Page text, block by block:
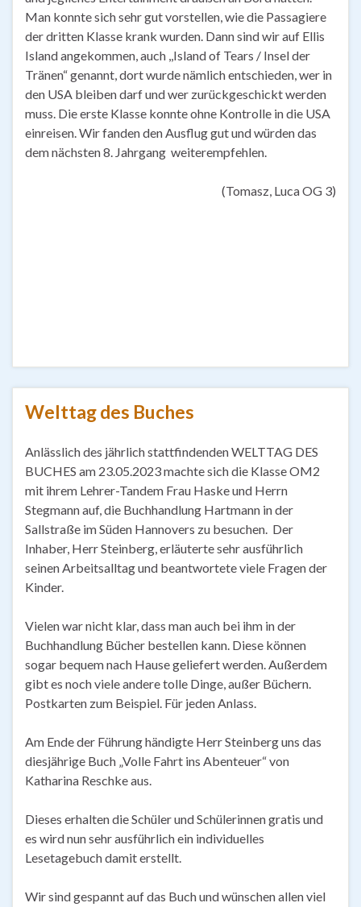
Man konnte sich sehr gut vorstellen, wie die Passagiere
der dritten Klasse krank wurden. Dann sind wir auf Ellis
Island angekommen, auch ,,Island of Tears / Insel der
Tränen“ genannt, dort wurde nämlich entschieden, wer in
den USA bleiben darf und wer zurückgeschickt werden
muss. Die erste Klasse konnte ohne Kontrolle in die USA
einreisen. Wir fanden den Ausflug gut und würden das
dem nächsten 8. Jahrgang weiterempfehlen.
(Tomasz, Luca OG 3)
Welttag des Buches
Anlässlich des jährlich stattfindenden WELTTAG DES
BUCHES am 23.05.2023 machte sich die Klasse OM2
mit ihrem Lehrer-Tandem Frau Haske und Herrn
Stegmann auf, die Buchhandlung Hartmann in der
Sallstraße im Süden Hannovers zu besuchen. Der
Inhaber, Herr Steinberg, erläuterte sehr ausführlich
seinen Arbeitsalltag und beantwortete viele Fragen der
Kinder.
Vielen war nicht klar, dass man auch bei ihm in der
Buchhandlung Bücher bestellen kann. Diese können
sogar bequem nach Hause geliefert werden. Außerdem
gibt es noch viele andere tolle Dinge, außer Büchern.
Postkarten zum Beispiel. Für jeden Anlass.
Am Ende der Führung händigte Herr Steinberg uns das
diesjährige Buch „Volle Fahrt ins Abenteuer“ von
Katharina Reschke aus.
Dieses erhalten die Schüler und Schülerinnen gratis und
es wird nun sehr ausführlich ein individuelles
Lesetagebuch damit erstellt.
Wir sind gespannt auf das Buch und wünschen allen viel